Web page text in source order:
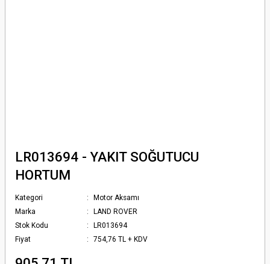
LR013694 - YAKIT SOĞUTUCU
HORTUM
Kategori
Motor Aksamı
Marka
LAND ROVER
Stok Kodu
LR013694
Fiyat
754,76 TL + KDV